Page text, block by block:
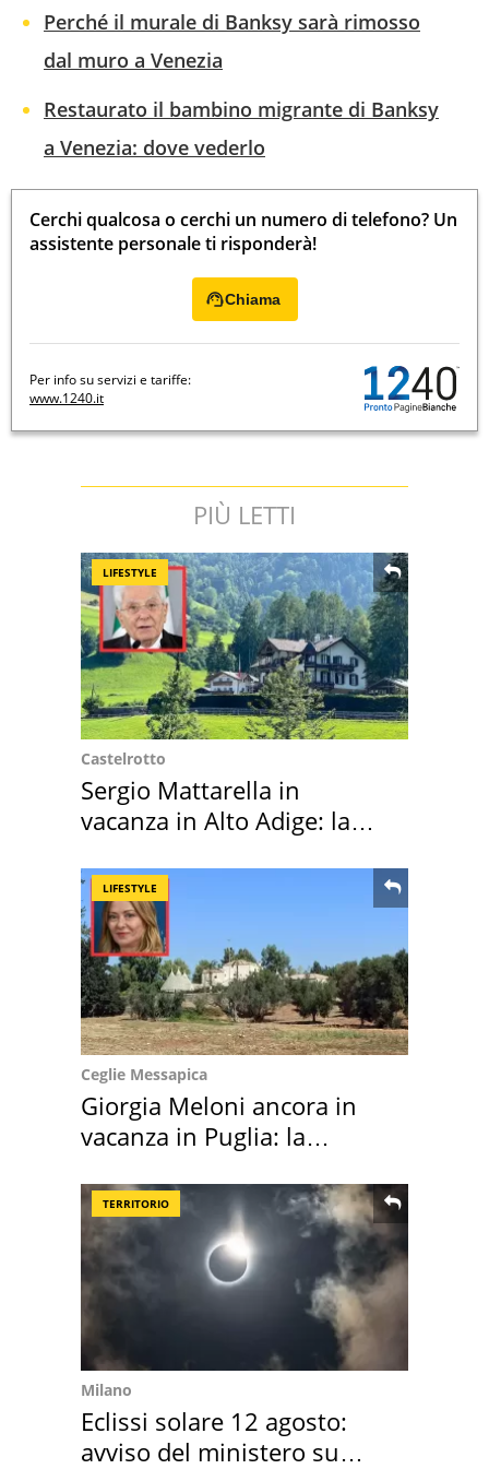
Perché il murale di Banksy sarà rimosso
dal muro a Venezia
Restaurato il bambino migrante di Banksy
a Venezia: dove vederlo
Cerchi qualcosa o cerchi un numero di telefono? Un
assistente personale ti risponderà!
Chiama
Per info su servizi e tariffe:
www.1240.it
PIÙ LETTI
LIFESTYLE
Castelrotto
Sergio Mattarella in
vacanza in Alto Adige: la
LIFESTYLE
Ceglie Messapica
Giorgia Meloni ancora in
vacanza in Puglia: la
TERRITORIO
Milano
Eclissi solare 12 agosto:
avviso del ministero su